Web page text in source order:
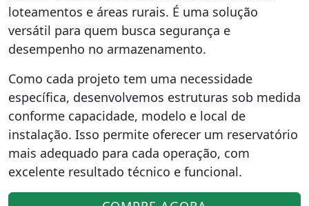
loteamentos e áreas rurais. É uma solução
versátil para quem busca segurança e
desempenho no armazenamento.
Como cada projeto tem uma necessidade
específica, desenvolvemos estruturas sob medida
conforme capacidade, modelo e local de
instalação. Isso permite oferecer um reservatório
mais adequado para cada operação, com
excelente resultado técnico e funcional.